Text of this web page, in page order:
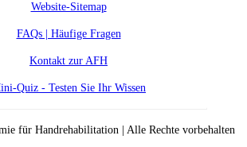
Website-Sitemap
FAQs | Häufige Fragen
Kontakt zur AFH
Quiz - Testen Sie Ihr Wissen
für Handrehabilitation | Alle Rechte vorbehalten